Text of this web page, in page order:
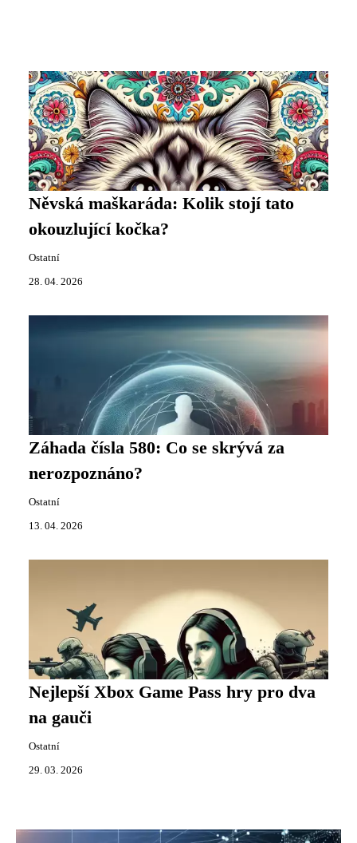
Něvská maškaráda: Kolik stojí tato
okouzlující kočka?
Ostatní
28. 04. 2026
Záhada čísla 580: Co se skrývá za
nerozpoznáno?
Ostatní
13. 04. 2026
Nejlepší Xbox Game Pass hry pro dva
na gauči
Ostatní
29. 03. 2026